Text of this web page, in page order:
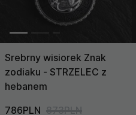
Srebrny wisiorek Znak
zodiaku - STRZELEC z
hebanem
786PLN 873PLN